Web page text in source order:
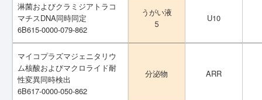
淋菌およびクラミジアトラコ
マチスDNA同時同定
6B615-0000-079-862
うがい液
5
U10
マイコプラズマジェニタリウ
ム核酸およびマクロライド耐
性変異同時検出
6B617-0000-050-862
分泌物 ARR
淋菌およびクラミジアトラコ
マチスDNA同時同定
6B615-0000-079-862
うがい液
5
U10
マイコプラズマジェニタリウ
ム核酸およびマクロライド耐
性変異同時検出
6B617-0000-050-862
分泌物 ARR